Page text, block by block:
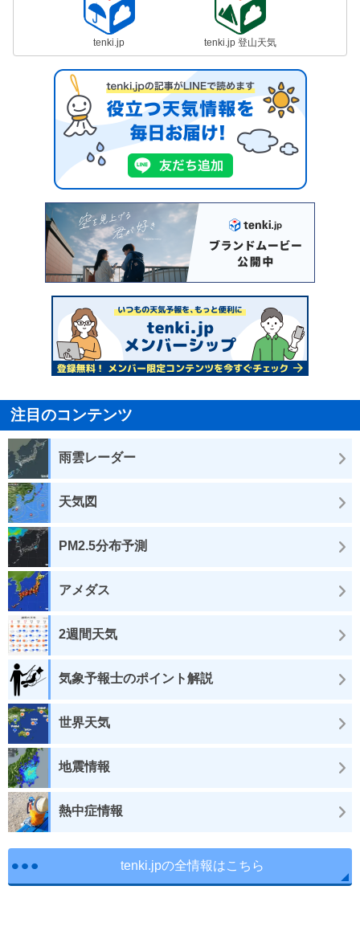
tenki.jp tenki.jp 登山天気
注目のコンテンツ
雨雲レーダー
天気図
PM2.5分布予測
アメダス
2週間天気
気象予報士のポイント解説
世界天気
地震情報
熱中症情報
tenki.jpの全情報はこちら